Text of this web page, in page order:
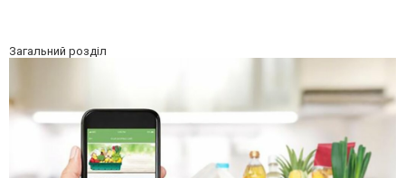
Загальний розділ